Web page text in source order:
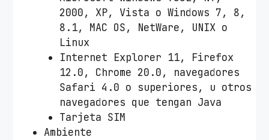
2000, XP, Vista o Windows 7, 8,
8.1, MAC OS, NetWare, UNIX o
Linux
Internet Explorer 11, Firefox
12.0, Chrome 20.0, navegadores
Safari 4.0 o superiores, u otros
navegadores que tengan Java
Tarjeta SIM
Ambiente